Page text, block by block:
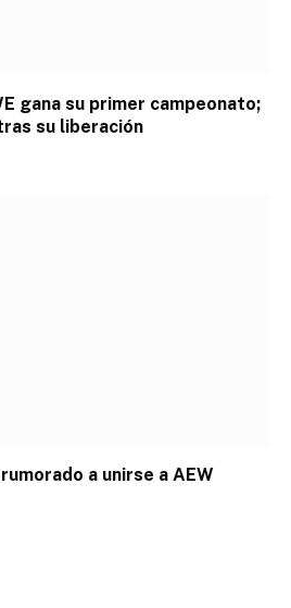
gana su primer campeonato;
su liberación
a unirse a AEW